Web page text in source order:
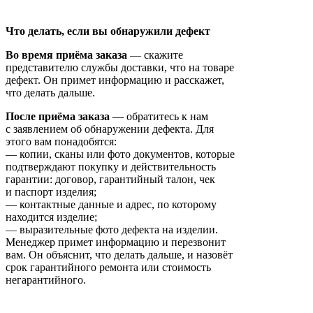
Что делать, если вы обнаружили дефект
Во время приёма заказа — скажите
представителю службы доставки, что на товаре
дефект. Он примет информацию и расскажет,
что делать дальше.
После приёма заказа — обратитесь к нам
с заявлением об обнаружении дефекта. Для
этого вам понадобятся:
— копии, сканы или фото документов, которые
подтверждают покупку и действительность
гарантии: договор, гарантийный талон, чек
и паспорт изделия;
— контактные данные и адрес, по которому
находится изделие;
— выразительные фото дефекта на изделии.
Менеджер примет информацию и перезвонит
вам. Он объяснит, что делать дальше, и назовёт
срок гарантийного ремонта или стоимость
негарантийного.